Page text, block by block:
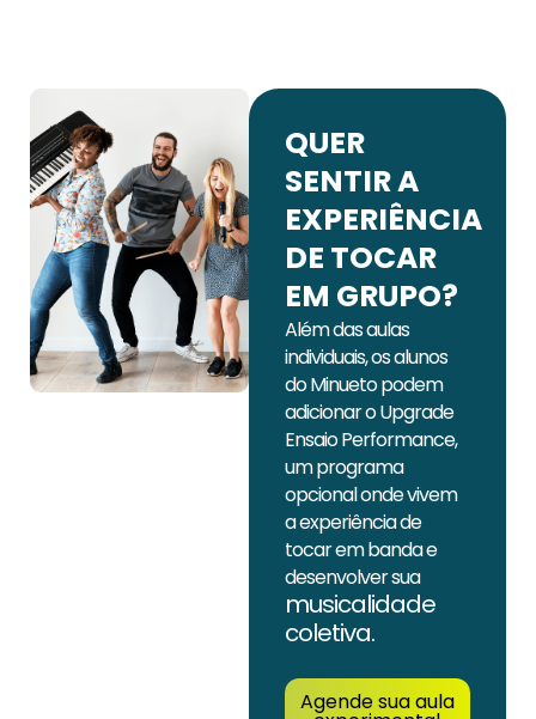
QUER
SENTIR A
EXPERIÊNCIA
DE TOCAR
EM GRUPO?
Além das aulas
individuais, os alunos
do Minueto podem
adicionar o Upgrade
Ensaio Performance,
um programa
opcional onde vivem
a experiência de
tocar em banda e
desenvolver sua
musicalidade
coletiva.
Agende sua aula